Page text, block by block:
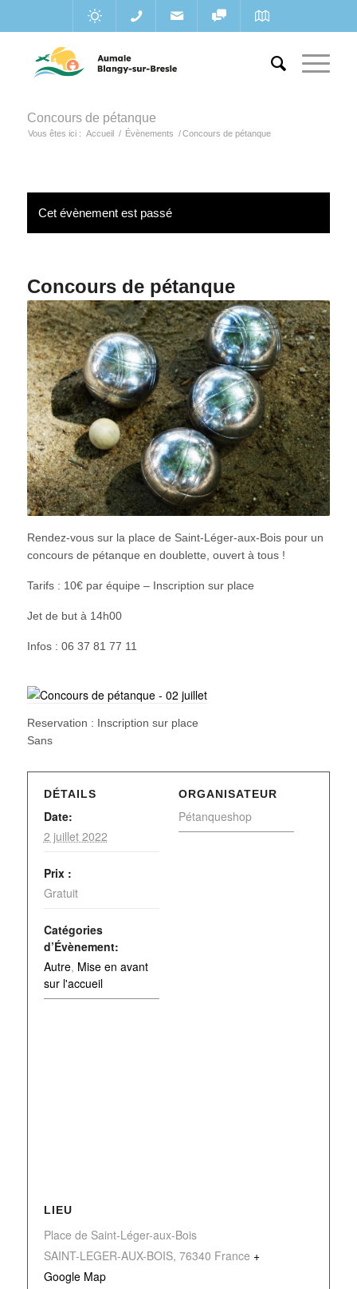
Concours de pétanque
Vous êtes ici : Accueil / Évènements / Concours de pétanque
Cet évènement est passé
Concours de pétanque
Rendez-vous sur la place de Saint-Léger-aux-Bois pour un
concours de pétanque en doublette, ouvert à tous !
Tarifs : 10€ par équipe – Inscription sur place
Jet de but à 14h00
Infos : 06 37 81 77 11
Reservation : Inscription sur place
Sans
DÉTAILS
Date:
2 juillet 2022
Prix :
Gratuit
Catégories
d’Évènement:
Autre, Mise en avant
sur l'accueil
ORGANISATEUR
Pétanqueshop
LIEU
Place de Saint-Léger-aux-Bois
SAINT-LEGER-AUX-BOIS, 76340 France +
Google Map